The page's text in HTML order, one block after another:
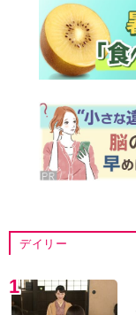
デイリー
1